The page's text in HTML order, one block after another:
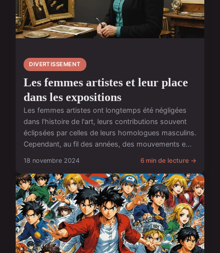
DIVERTISSEMENT
Les femmes artistes et leur place
dans les expositions
Les femmes artistes ont longtemps été négligées
dans l'histoire de l'art, leurs contributions souvent
éclipsées par celles de leurs homologues masculins.
Cependant, au fil des années, des mouvements e...
18 novembre 2024 6 min de lecture →